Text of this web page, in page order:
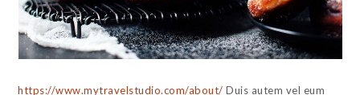
https://www.mytravelstudio.com/about/ Duis autem vel eum